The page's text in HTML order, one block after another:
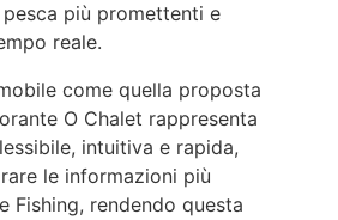
più promettenti e
reale.
come quella proposta
O Chalet rappresenta
intuitiva e rapida,
le informazioni più
Fishing, rendendo questa